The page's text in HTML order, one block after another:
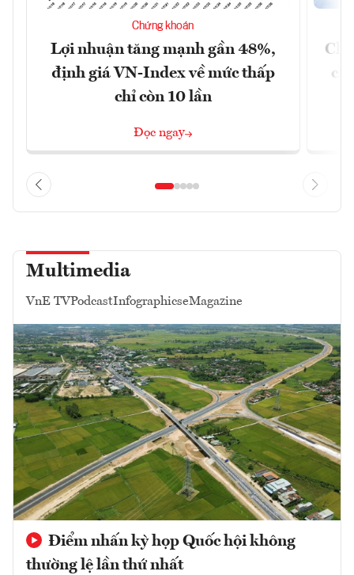
Chứng khoán
Lợi nhuận tăng mạnh gần 48%,
định giá VN-Index về mức thấp
chỉ còn 10 lần
Đọc ngay
Multimedia
VnE TVPodcastInfographicseMagazine
Điểm nhấn kỳ họp Quốc hội không
thường lệ lần thứ nhất